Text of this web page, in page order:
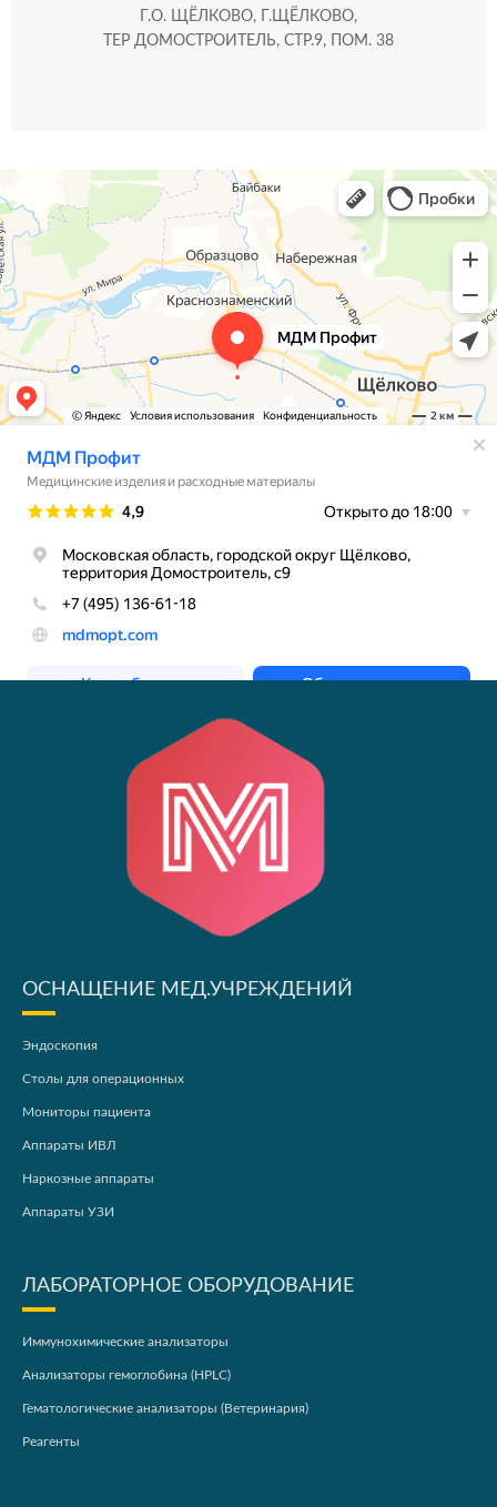
Г.О. ЩЁЛКОВО, Г.ЩЁЛКОВО,
ТЕР ДОМОСТРОИТЕЛЬ, СТР.9, ПОМ. 38
ОСНАЩЕНИЕ МЕД.УЧРЕЖДЕНИЙ
Эндоскопия
Столы для операционных
Мониторы пациента
Аппараты ИВЛ
Наркозные аппараты
Аппараты УЗИ
ЛАБОРАТОРНОЕ ОБОРУДОВАНИЕ
Иммунохимические анализаторы
Анализаторы гемоглобина (HPLC)
Гематологические анализаторы (Ветеринария)
Реагенты